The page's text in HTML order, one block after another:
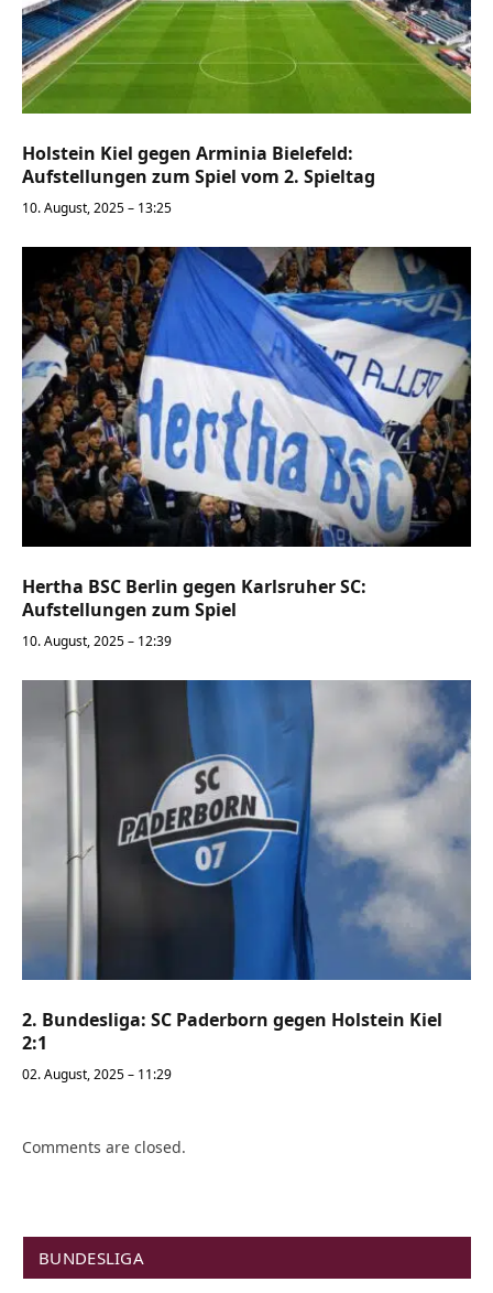
Holstein Kiel gegen Arminia Bielefeld:
Aufstellungen zum Spiel vom 2. Spieltag
10. August, 2025 – 13:25
Hertha BSC Berlin gegen Karlsruher SC:
Aufstellungen zum Spiel
10. August, 2025 – 12:39
2. Bundesliga: SC Paderborn gegen Holstein Kiel
2:1
02. August, 2025 – 11:29
Comments are closed.
BUNDESLIGA